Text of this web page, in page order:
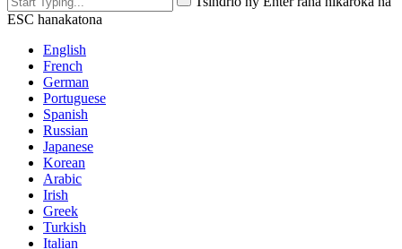
ESC hanakatona
English
French
German
Portuguese
Spanish
Russian
Japanese
Korean
Arabic
Irish
Greek
Turkish
Italian